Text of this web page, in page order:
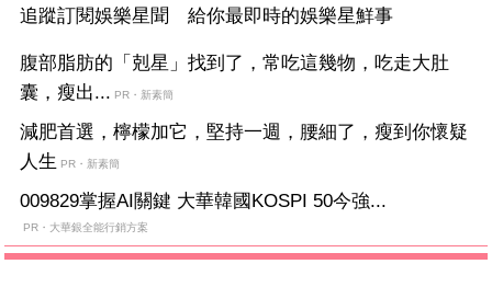
追蹤訂閱娛樂星聞 給你最即時的娛樂星鮮事
腹部脂肪的「剋星」找到了，常吃這幾物，吃走大肚
囊，瘦出... PR・新素簡
減肥首選，檸檬加它，堅持一週，腰細了，瘦到你懷疑
人生 PR・新素簡
009829掌握AI關鍵 大華韓國KOSPI 50今強...
PR・大華銀全能行銷方案